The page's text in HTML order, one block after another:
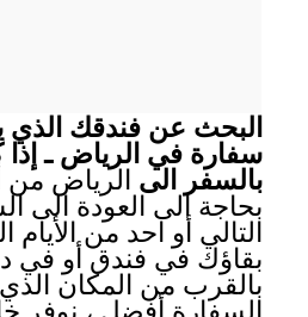
البحث عن فندقك الذي
سفارة في الرياض ـ
بالسفر الى الرياض من
بحاجة الى العودة الى
التالي أو احد من الأيام
بقاؤك في فندق أو في
بالقرب من المكان